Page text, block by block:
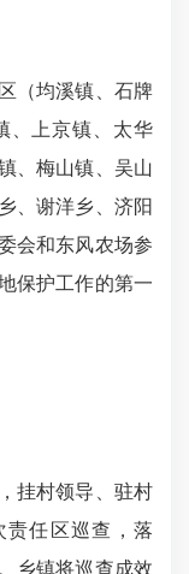
（均溪镇、石牌
、上京镇、太华
、梅山镇、吴山
、谢洋乡、济阳
会和东风农场参
保护工作的第一
挂村领导、驻村
责任区巡查，落
乡镇将巡查成效